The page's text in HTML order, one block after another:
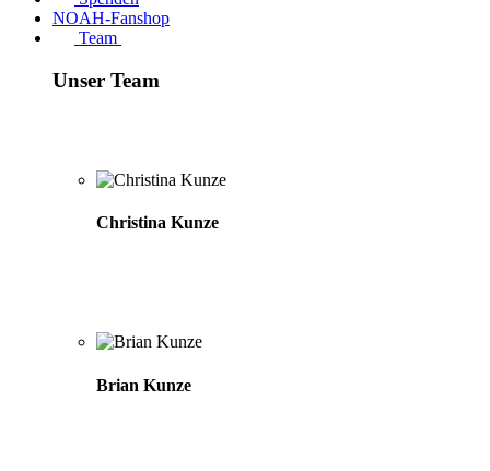
NOAH-Fanshop
Team
Unser Team
Christina Kunze
Brian Kunze